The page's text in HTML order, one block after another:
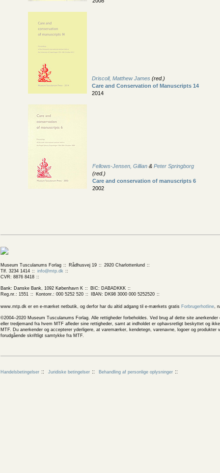
Driscoll, Matthew James (red.)
Care and Conservation of Manuscripts 14
2014
Fellows-Jensen, Gillian & Peter Springborg
(red.)
Care and conservation of manuscripts 6
2002
Museum Tusculanums Forlag Rådhusvej 19
2920 Charlottenlund
Tlf. 3234 1414
info@mtp.dk
CVR: 8876 8418
Bank: Danske Bank, 1092 København K
BIC: DABADKKK
Reg.nr.: 1551
Kontonr.: 000 5252 520 IBAN: DK98 3000 000 5252520
www.mtp.dk er en e-mærket netbutik, og derfor har du altid adgang til e-mærkets gratis Forbrugerhotline,
©2004–2020 Museum Tusculanums Forlag. Alle rettigheder forbeholdes. Ved brug af dette site
eller tredjemand fra hvem MTF afleder sine rettigheder, samt at indholdet er ophavsretligt beskyttet og
MTF. Du anerkender og accepterer yderligere, at varemærker, kendetegn, varenavne, logoer og
forudgående skriftligt samtykke fra MTF.
Handelsbetingelser Juridiske betingelser Behandling af personlige oplysninger